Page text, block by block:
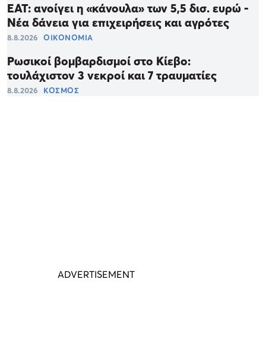
ΕΑΤ: ανοίγει η «κάνουλα» των 5,5 δισ. ευρώ -
Νέα δάνεια για επιχειρήσεις και αγρότες
8.8.2026 ΟΙΚΟΝΟΜΙΑ
Ρωσικοί βομβαρδισμοί στο Κίεβο:
τουλάχιστον 3 νεκροί και 7 τραυματίες
8.8.2026 ΚΟΣΜΟΣ